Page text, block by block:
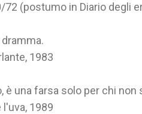
72 (postumo in Diario degli
1983
è una farsa solo per chi non
l'uva, 1989